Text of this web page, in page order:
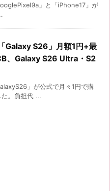
」と「iPhone17」が
Galaxy S26」月額1円+最
、Galaxy S26 Ultra・S2
」が公式で月々1円で購
た。負担代 ...